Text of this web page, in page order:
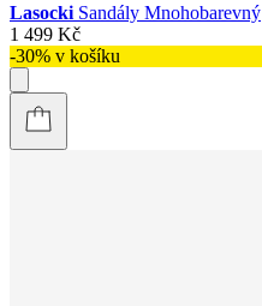
Lasocki Sandály Mnohobarevný
1 499 Kč
-30% v košíku